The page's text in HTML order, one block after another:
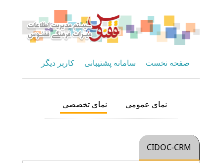
صفحه نخست سامانه پشتیبانی کاربر دیگر
نمای عمومی نمای تخصصی
CIDOC-CRM